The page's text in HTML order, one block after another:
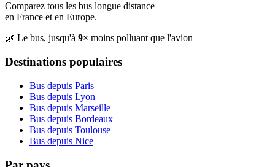
Comparez tous les bus longue distance
en France et en Europe.
🌿 Le bus, jusqu'à 9× moins polluant que l'avion
Destinations populaires
Bus depuis Paris
Bus depuis Lyon
Bus depuis Marseille
Bus depuis Bordeaux
Bus depuis Toulouse
Bus depuis Nice